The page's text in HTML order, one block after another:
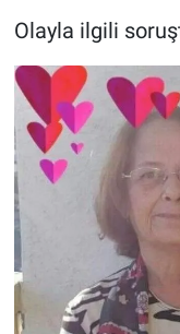
Olayla ilgili